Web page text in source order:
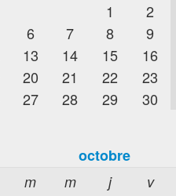
1 2
6 7 8 9
13 14 15 16
20 21 22 23
27 28 29 30
octobre
m m j v